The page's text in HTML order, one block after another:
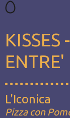
KISSES
ENTRE'
L'Iconica
Pizza con